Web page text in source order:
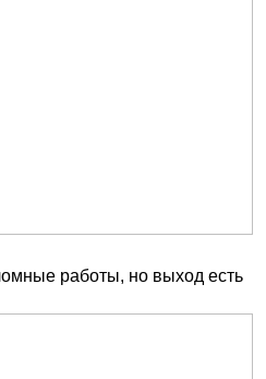
работы, но выход есть